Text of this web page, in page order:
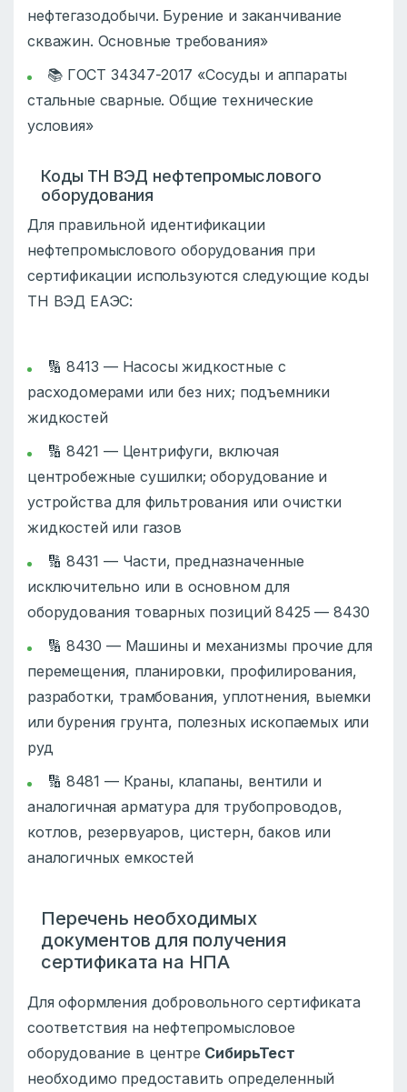
нефтегазодобычи. Бурение и заканчивание
скважин. Основные требования»
📚 ГОСТ 34347-2017 «Сосуды и аппараты
стальные сварные. Общие технические
условия»
Коды ТН ВЭД нефтепромыслового
оборудования
Для правильной идентификации
нефтепромыслового оборудования при
сертификации используются следующие коды
ТН ВЭД ЕАЭС:
🔢 8413 — Насосы жидкостные с
расходомерами или без них; подъемники
жидкостей
🔢 8421 — Центрифуги, включая
центробежные сушилки; оборудование и
устройства для фильтрования или очистки
жидкостей или газов
🔢 8431 — Части, предназначенные
исключительно или в основном для
оборудования товарных позиций 8425 — 8430
🔢 8430 — Машины и механизмы прочие для
перемещения, планировки, профилирования,
разработки, трамбования, уплотнения, выемки
или бурения грунта, полезных ископаемых или
руд
🔢 8481 — Краны, клапаны, вентили и
аналогичная арматура для трубопроводов,
котлов, резервуаров, цистерн, баков или
аналогичных емкостей
Перечень необходимых
документов для получения
сертификата на НПА
Для оформления добровольного сертификата
соответствия на нефтепромысловое
оборудование в центре СибирьТест
необходимо предоставить определенный